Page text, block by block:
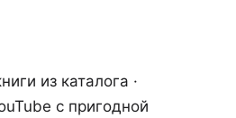
из каталога ·
с пригодной